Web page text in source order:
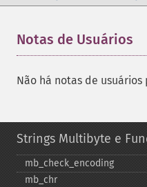
Notas de Usuários
Não há notas de usuários
Strings Multibyte e
mb_​check_​encoding
mb_​chr